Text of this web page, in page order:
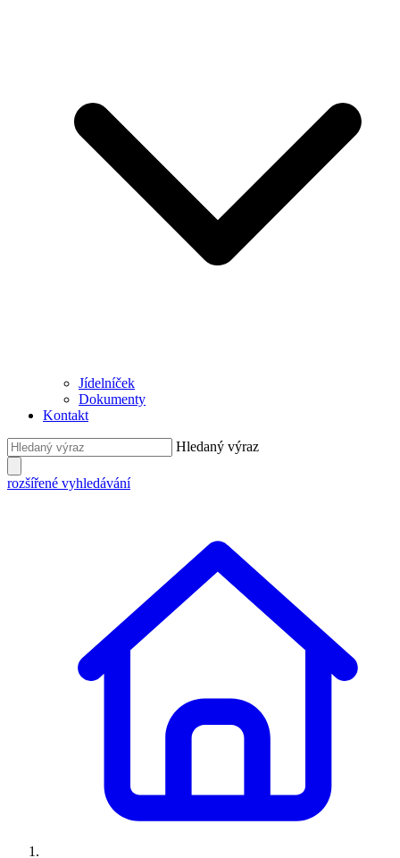
Jídelníček
Dokumenty
Kontakt
Hledaný výraz
rozšířené vyhledávání